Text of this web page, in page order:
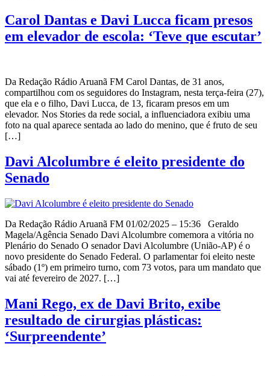
Carol Dantas e Davi Lucca ficam presos
em elevador de escola: ‘Teve que escutar’
Da Redação Rádio Aruanã FM Carol Dantas, de 31 anos,
compartilhou com os seguidores do Instagram, nesta terça-feira (27),
que ela e o filho, Davi Lucca, de 13, ficaram presos em um
elevador. Nos Stories da rede social, a influenciadora exibiu uma
foto na qual aparece sentada ao lado do menino, que é fruto de seu
[…]
Davi Alcolumbre é eleito presidente do
Senado
Da Redação Rádio Aruanã FM 01/02/2025 – 15:36 Geraldo
Magela/Agência Senado Davi Alcolumbre comemora a vitória no
Plenário do Senado O senador Davi Alcolumbre (União-AP) é o
novo presidente do Senado Federal. O parlamentar foi eleito neste
sábado (1º) em primeiro turno, com 73 votos, para um mandato que
vai até fevereiro de 2027. […]
Mani Rego, ex de Davi Brito, exibe
resultado de cirurgias plásticas:
‘Surpreendente’